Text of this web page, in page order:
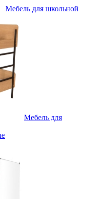
Мебель для школьной
Мебель для